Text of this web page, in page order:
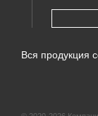
Вся продукция